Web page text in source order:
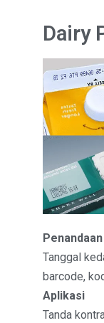
Dairy
Penandaan
Tanggal
barcode,
Aplikasi
Tanda